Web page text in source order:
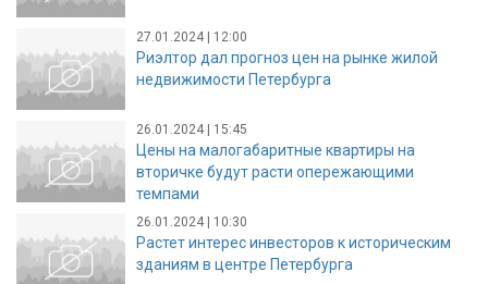
27.01.2024 | 12:00
Риэлтор дал прогноз цен на рынке жилой
недвижимости Петербурга
26.01.2024 | 15:45
Цены на малогабаритные квартиры на
вторичке будут расти опережающими
темпами
26.01.2024 | 10:30
Растет интерес инвесторов к историческим
зданиям в центре Петербурга